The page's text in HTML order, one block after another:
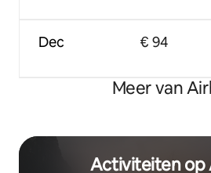
Dec € 94
Meer van
Activiteiten op